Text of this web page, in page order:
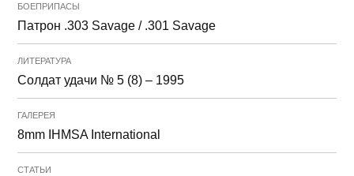
БОЕПРИПАСЫ
Патрон .303 Savage / .301 Savage
ЛИТЕРАТУРА
Солдат удачи № 5 (8) – 1995
ГАЛЕРЕЯ
8mm IHMSA International
СТАТЬИ